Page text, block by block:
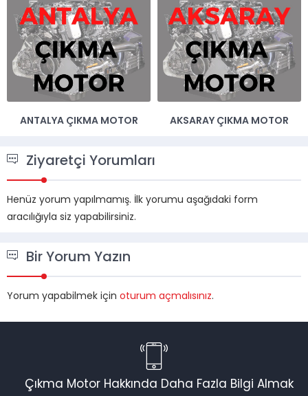
ANTALYA ÇIKMA MOTOR AKSARAY ÇIKMA MOTOR
Ziyaretçi Yorumları
Henüz yorum yapılmamış. İlk yorumu aşağıdaki form
aracılığıyla siz yapabilirsiniz.
Bir Yorum Yazın
Yorum yapabilmek için oturum açmalısınız.
Çıkma Motor Hakkında Daha Fazla Bilgi Almak